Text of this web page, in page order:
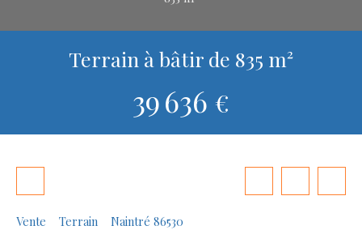
Terrain à bâtir de 835 m²
39 636 €
Vente Terrain
Naintré 86530